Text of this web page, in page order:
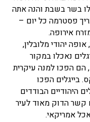
בשר בשבת והנה אתה
פסטרמה כל יום –
אירופה.
יהודי מלובלין,
נאכלו במקור
הם הפכו למנה עיקרית
בייגלים הפכו
היהודיים הבודדים
הדוק מאוד לעיר
אמריקאי.